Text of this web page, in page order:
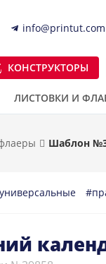
info@printut.com
КОНСТРУКТОРЫ
ЛИСТОВКИ И
Шаблон